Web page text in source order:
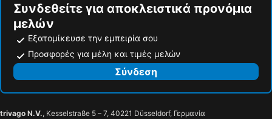
Συνδεθείτε για αποκλειστικά προνόμια
μελών
Εξατομίκευσε την εμπειρία σου
Προσφορές για μέλη και τιμές μελών
Σύνδεση
trivago N.V., Kesselstraße 5 – 7, 40221 Düsseldorf, Γερμανία